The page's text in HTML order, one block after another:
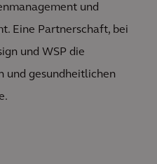
und
Eine Partnerschaft, bei
und WSP die
und gesundheitlichen